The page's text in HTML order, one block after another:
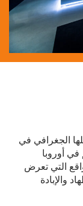
الجغرافي في
في أوروبا
على المواقع التي تعرض
والإبادة